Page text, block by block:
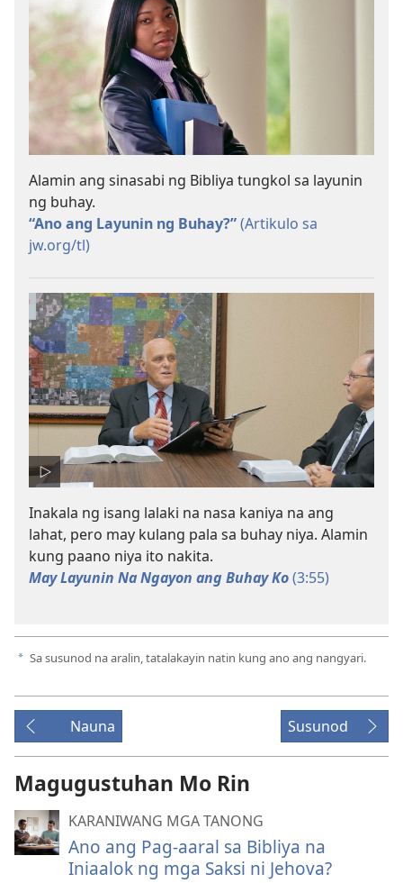
Alamin ang sinasabi ng Bibliya tungkol sa layunin
ng buhay.
“Ano ang Layunin ng Buhay?”(Artikulo sa
jw.org/tl)
Inakala ng isang lalaki na nasa kaniya na ang
lahat, pero may kulang pala sa buhay niya. Alamin
kung paano niya ito nakita.
May Layunin Na Ngayon ang Buhay Ko(3:​55)
a Sa susunod na aralin, tatalakayin natin kung ano ang nangyari.
Nauna Susunod
Magugustuhan Mo Rin
KARANIWANG MGA TANONG
Ano ang Pag-aaral sa Bibliya na
Iniaalok ng mga Saksi ni Jehova?